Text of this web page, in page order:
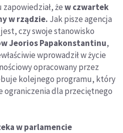
żew czwartek
w rządzie. Jak pisze agencja
czy swoje stanowisko
Jeorios Papakonstantinu,
wprowadził w życie
opracowany przez
kolejnego programu, który
ograniczenia dla przeciętnego
w parlamencie